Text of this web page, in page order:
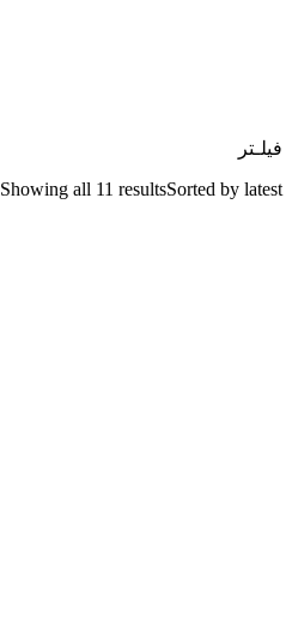
فیلـتر
Showing all 11 resultsSorted by latest